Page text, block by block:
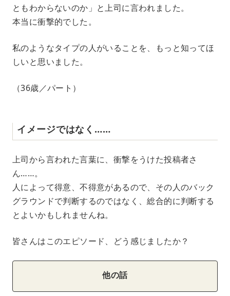
ともわからないのか」と上司に言われました。
本当に衝撃的でした。
私のようなタイプの人がいることを、もっと知ってほ
しいと思いました。
（36歳／パート）
イメージではなく……
上司から言われた言葉に、衝撃をうけた投稿者さ
ん……。
人によって得意、不得意があるので、その人のバック
グラウンドで判断するのではなく、総合的に判断する
とよいかもしれませんね。
皆さんはこのエピソード、どう感じましたか？
他の話